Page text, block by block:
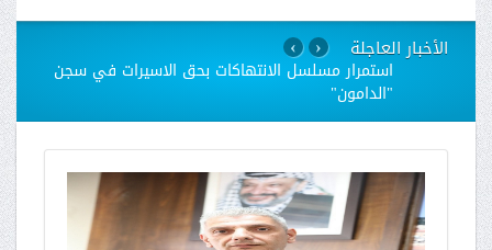
الأخبار العاجلة
استمرار مسلسل الانتهاكات بحق الاسيرات في سجن
"الدامون"
› ‹